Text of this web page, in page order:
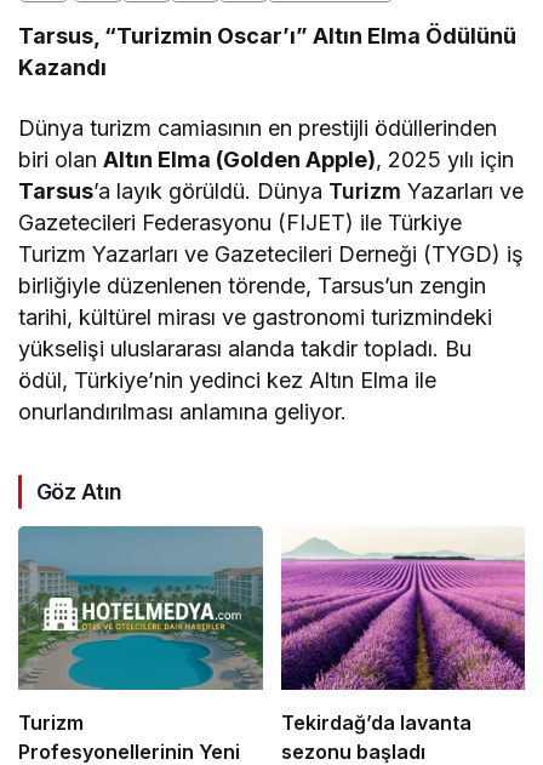
Tarsus, “Turizmin Oscar’ı” Altın Elma Ödülünü
Kazandı
Dünya turizm camiasının en prestijli ödüllerinden
biri olanAltın Elma (Golden Apple), 2025 yılı için
Tarsus’a layık görüldü. Dünya Turizm Yazarları ve
Gazetecileri Federasyonu (FIJET) ile Türkiye
Turizm Yazarları ve Gazetecileri Derneği (TYGD) iş
birliğiyle düzenlenen törende, Tarsus’un zengin
tarihi, kültürel mirası ve gastronomi turizmindeki
yükselişi uluslararası alanda takdir topladı. Bu
ödül, Türkiye’nin yedinci kez Altın Elma ile
onurlandırılması anlamına geliyor.
Göz Atın
Turizm
Profesyonellerinin Yeni
Tekirdağ’da lavanta
sezonu başladı